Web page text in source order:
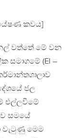
කවය]
වත්තේ මේ වන
සමාගමේ (El –
ජල
එල්ලවීමේ
සමයේ
වැටුණු මෙම